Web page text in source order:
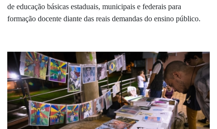
de educação básicas estaduais, municipais e federais para
formação docente diante das reais demandas do ensino público.